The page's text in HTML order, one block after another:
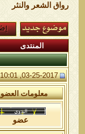
رواق الشعر والنثر
المنتدى
03-25-2017, 10:01 AM
معلومات العضو
عضو